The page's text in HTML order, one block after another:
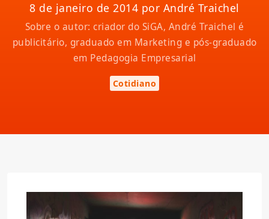
8 de janeiro de 2014 por André Traichel
Sobre o autor: criador do SiGA, André Traichel é
publicitário, graduado em Marketing e pós-graduado
em Pedagogia Empresarial
Cotidiano